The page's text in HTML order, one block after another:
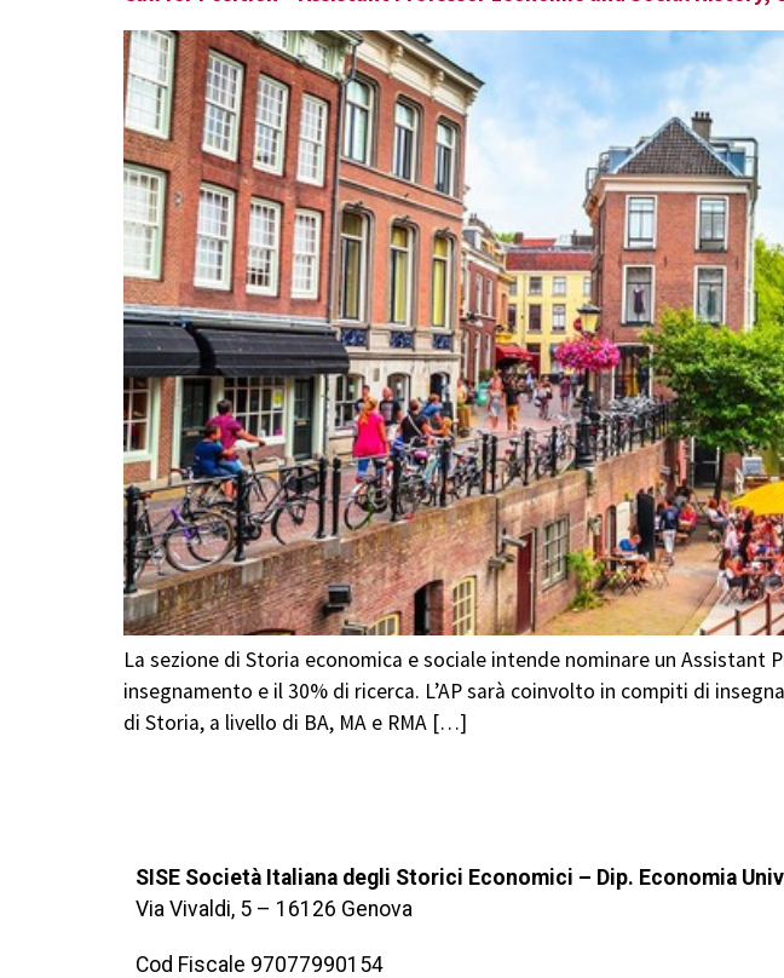
La sezione di Storia economica e sociale intende nominare un
insegnamento e il 30% di ricerca. L’AP sarà coinvolto in compiti di
di Storia, a livello di BA, MA e RMA […]
SISE Società Italiana degli Storici Economici – Dip. Economia
Via Vivaldi, 5 – 16126 Genova
Cod Fiscale 97077990154